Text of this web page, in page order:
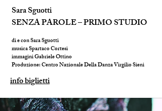
Sara Sguotti
SENZA PAROLE – PRIMO STUDIO
di e con Sara Sguotti
musica Spartaco Cortesi
immagini Gabriele Ottino
Produzione: Centro Nazionale Della Danza Virgilio Sieni
info biglietti